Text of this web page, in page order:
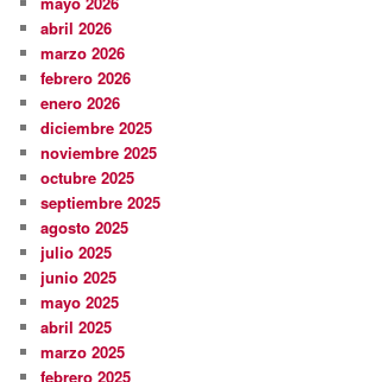
abril 2026
marzo 2026
febrero 2026
enero 2026
diciembre 2025
noviembre 2025
octubre 2025
septiembre 2025
agosto 2025
julio 2025
junio 2025
mayo 2025
abril 2025
marzo 2025
febrero 2025